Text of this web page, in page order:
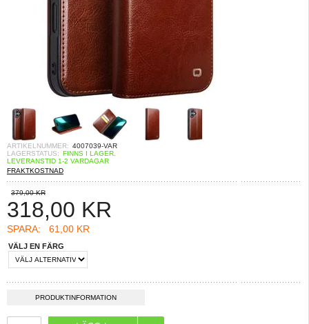
ARTIKELNUMMER: 4007039-VAR
LAGERSTATUS: FINNS I LAGER.
LEVERANSTID 1-2 VARDAGAR
FRAKTKOSTNAD
379,00 KR
318,00 KR
SPARA: 61,00 KR
VÄLJ EN FÄRG
PRODUKTINFORMATION